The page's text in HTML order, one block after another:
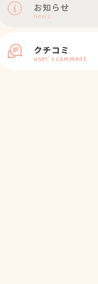
お知らせ
news
クチコミ
user's comment